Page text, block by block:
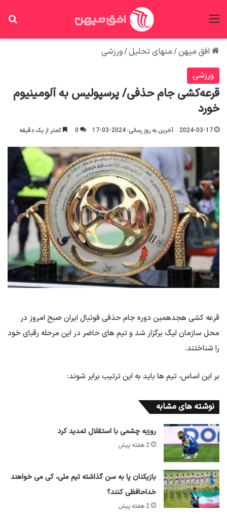
افق میهن/منهای تحلیل/ورزشی
ورزشی
قرعه‌کشی جام حذفی/ پرسپولیس به آلومینیوم
خورد
2024-03-17 آخرین به روز رسانی: 2024-03-17 0 کمتر از یک دقیقه
قرعه کشی هجدهمین دوره جام حذفی فوتبال ایران صبح امروز در
محل سازمان لیگ برگزار شد و تیم های حاضر در این مرحله رقبای خود
را شناختند.
بر این اساس، تیم ها باید به این ترتیب برابر شوند:
نوشته های مشابه
روزبه چشمی با استقلال تمدید کرد
2 هفته پیش
بازیکنان پا به سن گذاشته تیم ملی، کی می خواهند
خداحافظی کنند؟
2 هفته پیش